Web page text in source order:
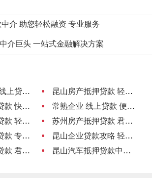
介 助您轻松融资 专业服务
介巨头 一站式金融解决方案
资金无忧
昆山房产抵押贷款 轻松贷 手续简便
安心无忧
常熟企业 线上贷款 便捷融资新选择
轻松贷
苏州房产抵押贷款 君联助力轻松融资
中介服务
昆山企业贷款攻略 轻松融资 助力发展
轻松融资
昆山汽车抵押贷款中介 专业助您轻松融资